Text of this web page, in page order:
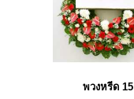
พวงหรีด 15